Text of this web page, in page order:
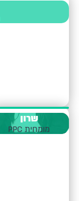
שרון
מומחית PPC